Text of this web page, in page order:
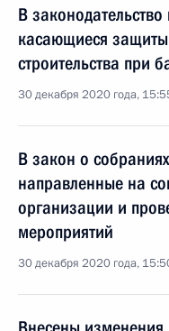
В
касающиеся защиты
строительства при
30 декабря 2020 года,
В закон о
направленные на
организации и
мероприятий
30 декабря 2020 года,